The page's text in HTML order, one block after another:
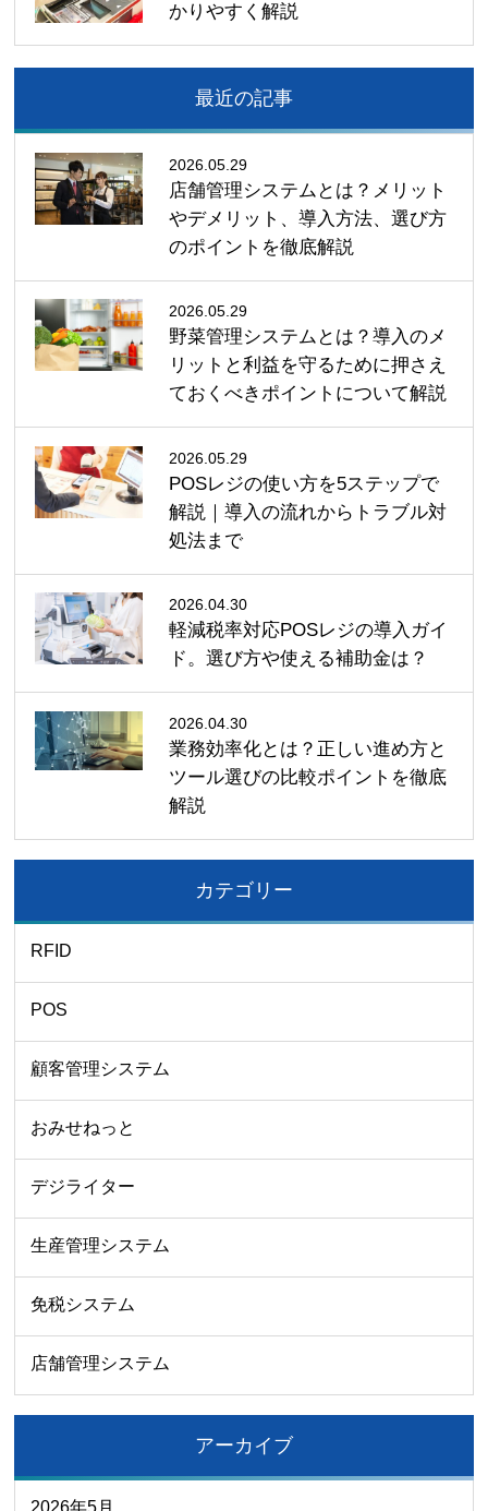
かりやすく解説
最近の記事
2026.05.29
店舗管理システムとは？メリット
やデメリット、導入方法、選び方
のポイントを徹底解説
2026.05.29
野菜管理システムとは？導入のメ
リットと利益を守るために押さえ
ておくべきポイントについて解説
2026.05.29
POSレジの使い方を5ステップで
解説｜導入の流れからトラブル対
処法まで
2026.04.30
軽減税率対応POSレジの導入ガイ
ド。選び方や使える補助金は？
2026.04.30
業務効率化とは？正しい進め方と
ツール選びの比較ポイントを徹底
解説
カテゴリー
RFID
POS
顧客管理システム
おみせねっと
デジライター
生産管理システム
免税システム
店舗管理システム
アーカイブ
2026年5月